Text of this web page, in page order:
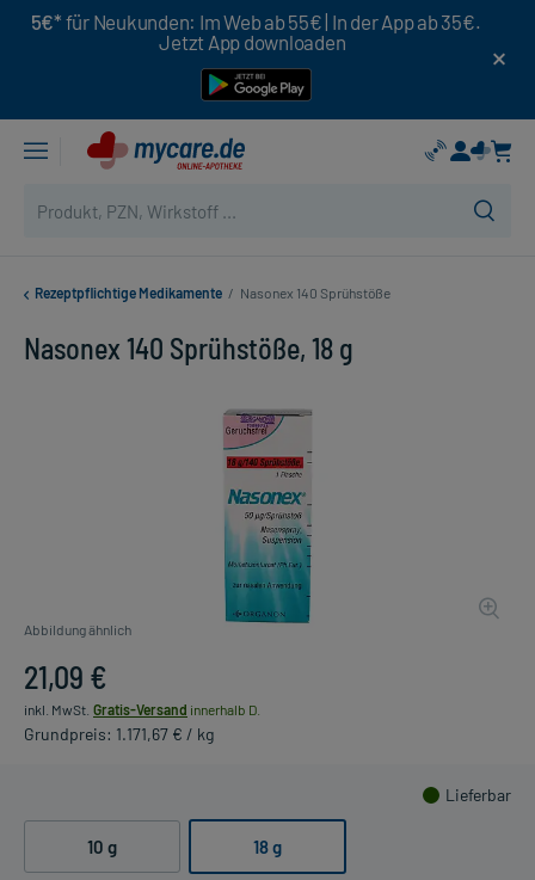
5€* für Neukunden: Im Web ab 55€ | In der App ab 35€.
Jetzt App downloaden
Rezeptpflichtige Medikamente / Nasonex 140 Sprühstöße
Nasonex 140 Sprühstöße, 18 g
Abbildung ähnlich
21,09 €
inkl. MwSt. Gratis-Versand innerhalb D.
Grundpreis: 1.171,67 € / kg
Lieferbar
10 g 18 g